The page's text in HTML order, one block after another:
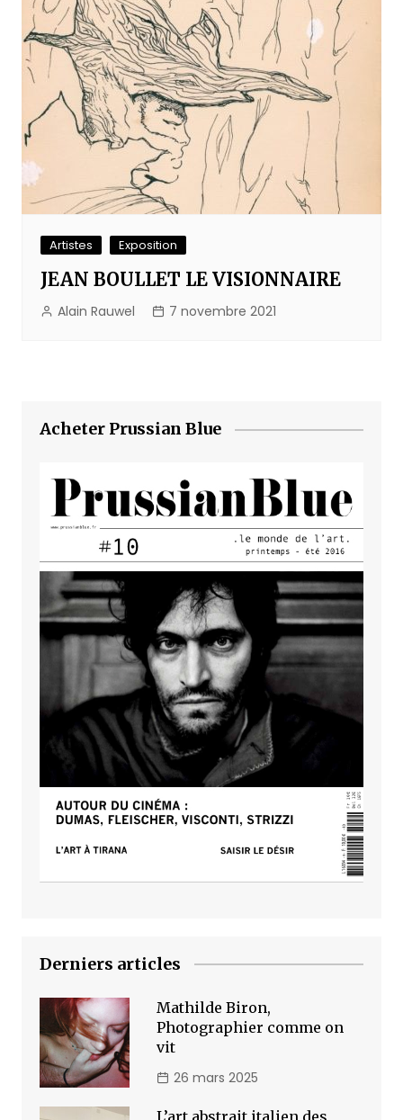
Artistes Exposition
JEAN BOULLET LE VISIONNAIRE
Alain Rauwel 7 novembre 2021
Acheter Prussian Blue
Derniers articles
Mathilde Biron,
Photographier comme on
vit
26 mars 2025
L’art abstrait italien des